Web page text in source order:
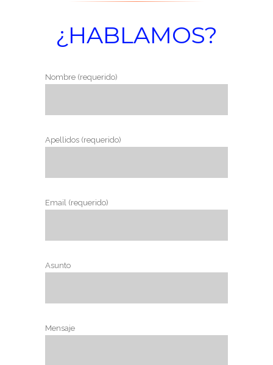
¿HABLAMOS?
Nombre (requerido)
Apellidos (requerido)
Email (requerido)
Asunto
Mensaje